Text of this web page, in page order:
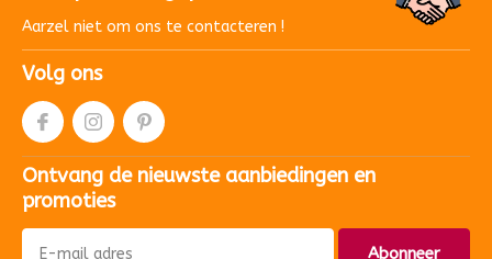
Aarzel niet om ons te contacteren !
Volg ons
Ontvang de nieuwste aanbiedingen en
promoties
Abonneer